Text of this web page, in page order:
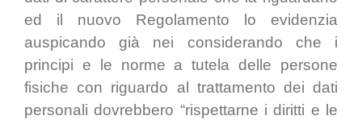
ed il nuovo Regolamento lo evidenzia
auspicando già nei considerando che i
principi e le norme a tutela delle persone
fisiche con riguardo al trattamento dei dati
personali dovrebbero “rispettarne i diritti e le